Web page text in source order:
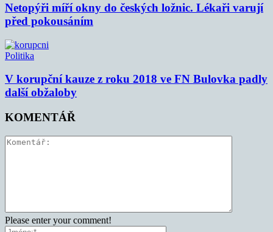
Netopýři míří okny do českých ložnic. Lékaři varují
před pokousáním
Politika
V korupční kauze z roku 2018 ve FN Bulovka padly
další obžaloby
KOMENTÁŘ
Please enter your comment!